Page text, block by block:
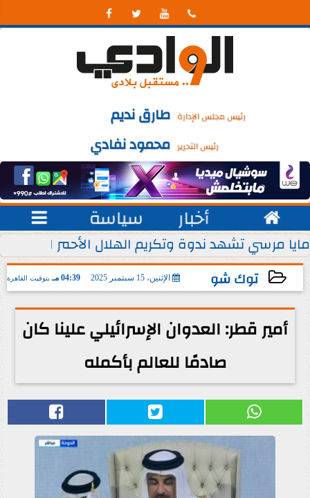
   
رئيس مجلس الإدارة طارق نديم
رئيس التحرير محمود نفادي
 أخبار سياسة 
يوليو من كل عام
مايا مرسي تشهد ندوة وتكريم الهلال الأحمر
توك شو الإثنين، 15 سبتمبر 2025 04:39 مـ بتوقيت القاهرة
2025-09-15 16:39:43
أمير قطر: العدوان الإسرائيلي علينا كان
صادمًا للعالم بأكمله